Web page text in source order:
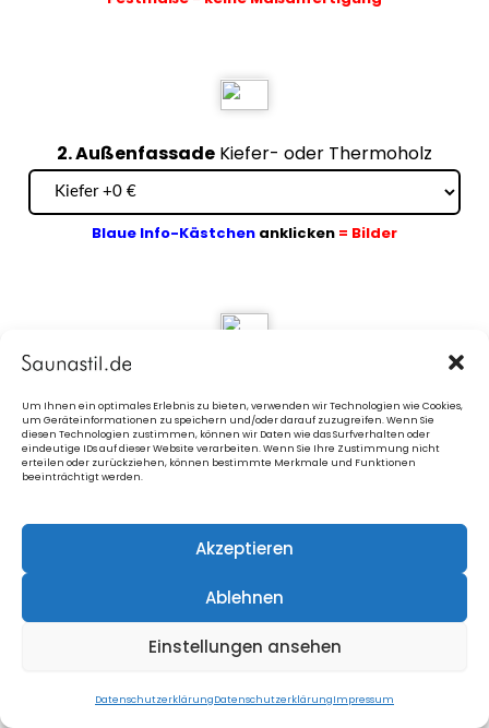
Um Ihnen ein optimales Erlebnis zu bieten, verwenden wir Technologien wie Cookies,
um Geräteinformationen zu speichern und/oder darauf zuzugreifen. Wenn Sie
diesen Technologien zustimmen, können wir Daten wie das Surfverhalten oder
eindeutige IDs auf dieser Website verarbeiten. Wenn Sie Ihre Zustimmung nicht
erteilen oder zurückziehen, können bestimmte Merkmale und Funktionen
beeinträchtigt werden.
Akzeptieren
Ablehnen
Einstellungen ansehen
DatenschutzerklärungDatenschutzerklärungImpressum
2. Außenfassade Kiefer- oder Thermoholz
Blaue Info-Kästchen anklicken = Bilder
<Blaue Info-Kästchenanklicken= Bilder
4. Saunabank Standard gerade oder L-Form
<Blaue Info-Kästchenanklicken= Bilder